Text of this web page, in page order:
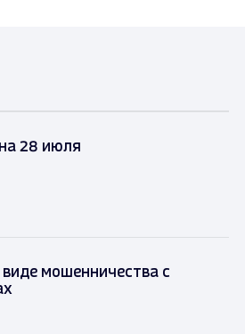
28 июля
мошенничества с